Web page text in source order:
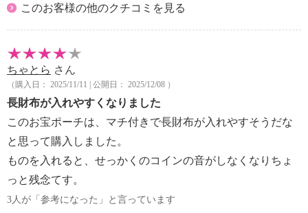
このお客様の他のクチコミを見る
ちゃとら さん
（購入日： 2025/11/11 | 公開日： 2025/12/08 ）
長財布が入れやすくなりました
このお宝ポーチは、マチ付きで長財布が入れやすそうだな
と思って購入しました。
ものを入れると、せっかくのコインの音がしなくなりちょ
っと残念てす。
3人が「参考になった」と言っています